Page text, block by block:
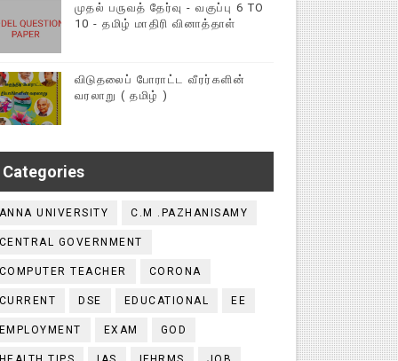
முதல் பருவத் தேர்வு - வகுப்பு 6 TO
10 - தமிழ் மாதிரி வினாத்தாள்
விடுதலைப் போராட்ட வீரர்களின்
வரலாறு ( தமிழ் )
Categories
ANNA UNIVERSITY C.M .PAZHANISAMY
CENTRAL GOVERNMENT
COMPUTER TEACHER CORONA
CURRENT DSE EDUCATIONAL EE
EMPLOYMENT EXAM GOD